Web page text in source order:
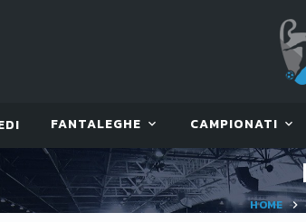
FANTALEGHE CAMPIONATI
HOME